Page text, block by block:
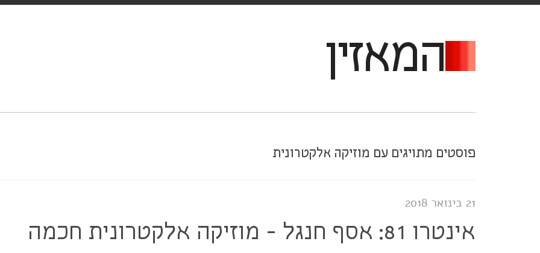
המאזין
פוסטים מתויגים עם מוזיקה אלקטרונית
21 בינואר 2018
אינטרו 81: אסף חנגל - מוזיקה אלקטרונית חכמה